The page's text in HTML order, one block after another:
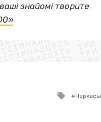
знайомі творите
ТРИ
ВІСІМНАДЦЯТЬ
ВІСІМНАДЦЯТЬ
ВІСІМНАДЦЯТЬ
ВІСІМНАДЦЯТЬ
Tagged